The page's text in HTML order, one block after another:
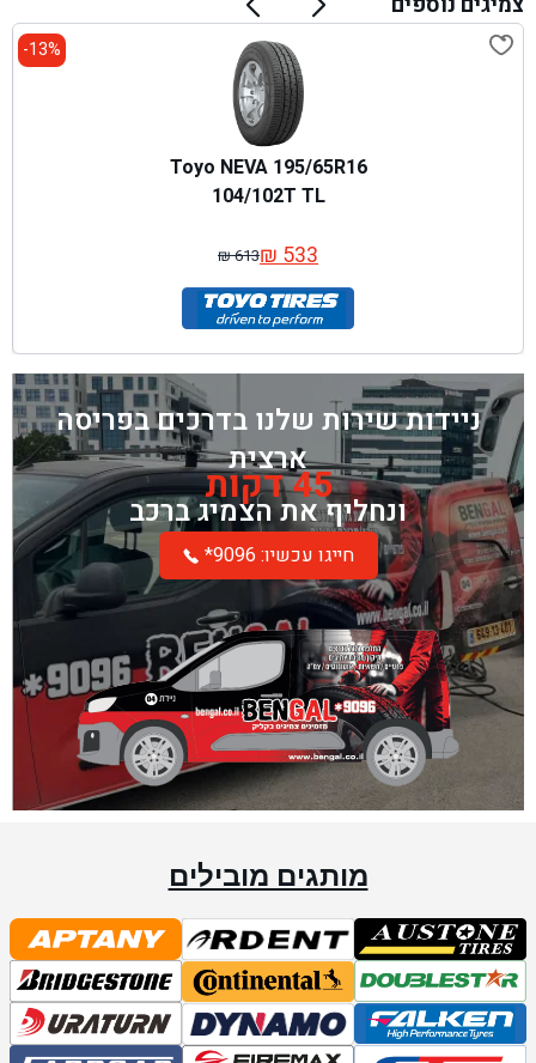
13%-
Toyo NEVA 195/65R16
104/102T TL
₪613
המחיר
המקורי
היה:
₪ 613.
₪533 המחיר
הנוכחי
הוא:
₪ 533.
ניידות שירות שלנו בדרכים בפריסה
ארצית
45 דקות
ונחליף את הצמיג ברכב
*חייגו עכשיו: 9096
מותגים מובילים